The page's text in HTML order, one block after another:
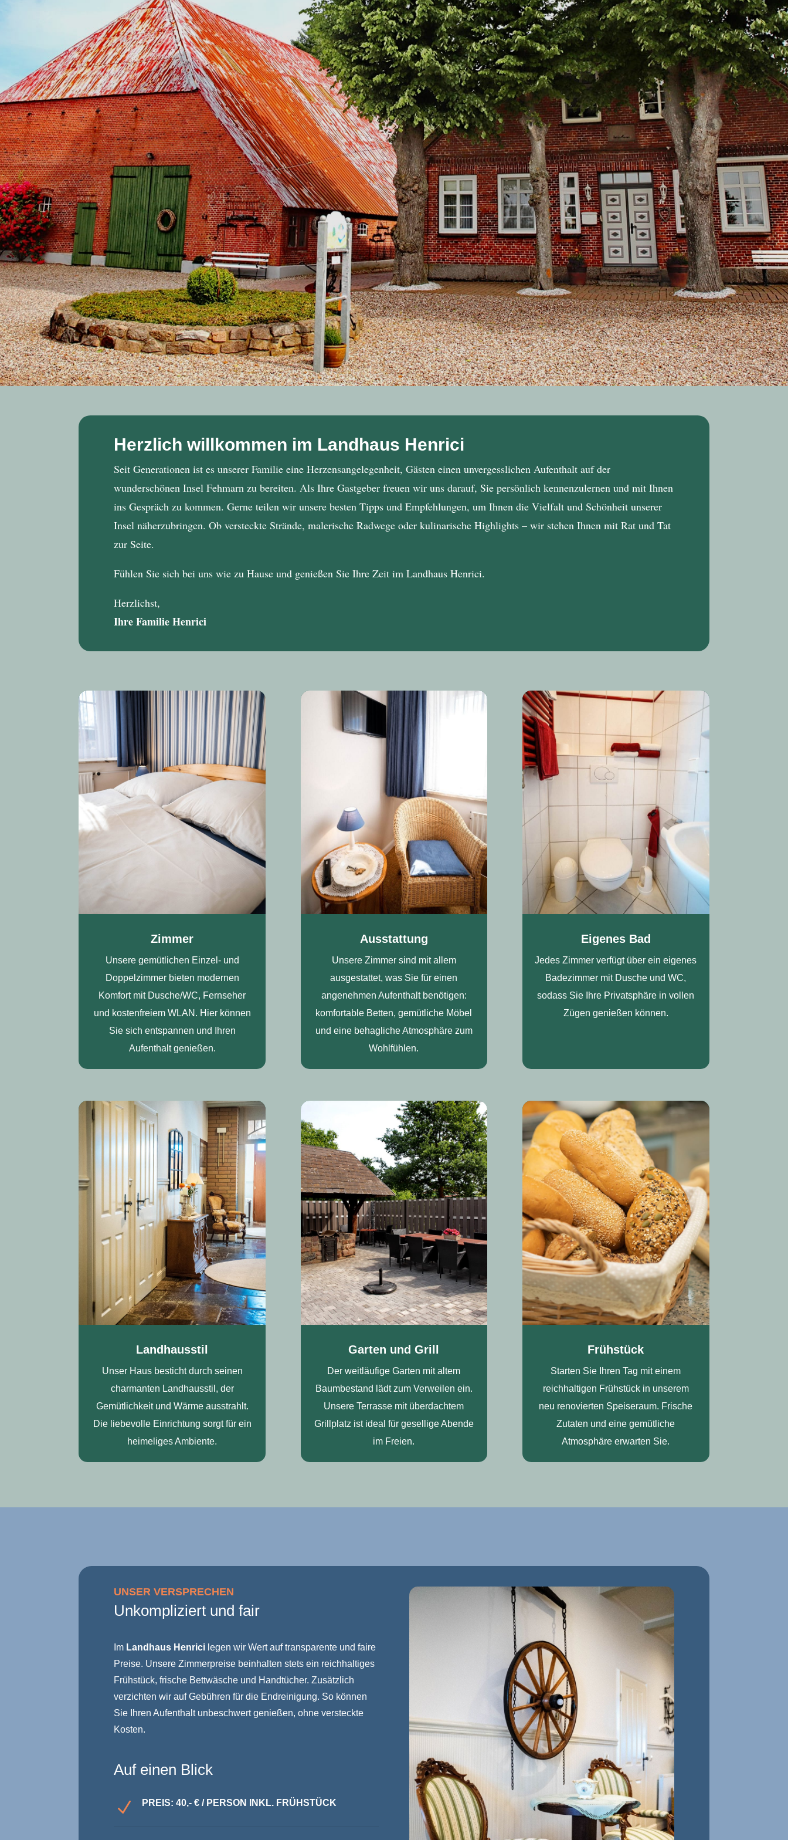
Herzlich willkommen im Landhaus Henrici
Seit Generationen ist es unserer Familie eine Herzensangelegenheit, Gästen einen unvergesslichen Aufenthalt auf der
wunderschönen Insel Fehmarn zu bereiten. Als Ihre Gastgeber freuen wir uns darauf, Sie persönlich kennenzulernen und mit Ihnen
ins Gespräch zu kommen. Gerne teilen wir unsere besten Tipps und Empfehlungen, um Ihnen die Vielfalt und Schönheit unserer
Insel näherzubringen. Ob versteckte Strände, malerische Radwege oder kulinarische Highlights – wir stehen Ihnen mit Rat und Tat
zur Seite.
Fühlen Sie sich bei uns wie zu Hause und genießen Sie Ihre Zeit imLandhaus Henrici.
Herzlichst,
Ihre Familie Henrici
Zimmer
Unsere gemütlichen Einzel- und
Doppelzimmer bieten modernen
Komfort mit Dusche/WC, Fernseher
und kostenfreiem WLAN. Hier können
Sie sich entspannen und Ihren
Aufenthalt genießen.
Ausstattung
Unsere Zimmer sind mit allem
ausgestattet, was Sie für einen
angenehmen Aufenthalt benötigen:
komfortable Betten, gemütliche Möbel
und eine behagliche Atmosphäre zum
Wohlfühlen.
Eigenes Bad
Jedes Zimmer verfügt über ein eigenes
Badezimmer mit Dusche und WC,
sodass Sie Ihre Privatsphäre in vollen
Zügen genießen können.
Landhausstil
Unser Haus besticht durch seinen
charmanten Landhausstil, der
Gemütlichkeit und Wärme ausstrahlt.
Die liebevolle Einrichtung sorgt für ein
heimeliges Ambiente.
Garten und Grill
Der weitläufige Garten mit altem
Baumbestand lädt zum Verweilen ein.
Unsere Terrasse mit überdachtem
Grillplatz ist ideal für gesellige Abende
im Freien.
Frühstück
Starten Sie Ihren Tag mit einem
reichhaltigen Frühstück in unserem
neu renovierten Speiseraum. Frische
Zutaten und eine gemütliche
Atmosphäre erwarten Sie.
UNSER VERSPRECHEN
Unkompliziert und fair
Im Landhaus Henrici legen wir Wert auf transparente und faire
Preise. Unsere Zimmerpreise beinhalten stets ein reichhaltiges
Frühstück, frische Bettwäsche und Handtücher. Zusätzlich
verzichten wir auf Gebühren für die Endreinigung. So können
Sie Ihren Aufenthalt unbeschwert genießen, ohne versteckte
Kosten.
Auf einen Blick
N PREIS: 40,- € / PERSON INKL. FRÜHSTÜCK